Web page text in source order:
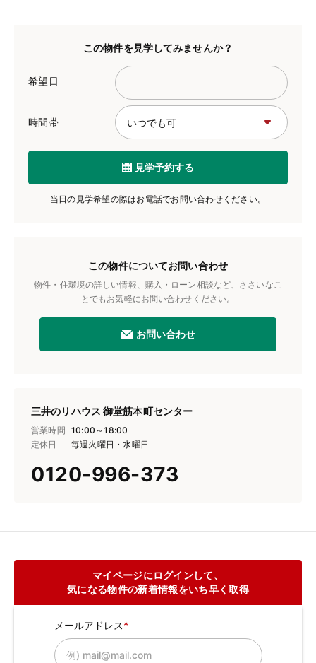
この物件を見学してみませんか？
希望日
時間帯
見学予約する
当日の見学希望の際はお電話でお問い合わせください。
この物件についてお問い合わせ
物件・住環境の詳しい情報、購入・ローン相談など、ささいなこ
とでもお気軽にお問い合わせください。
お問い合わせ
三井のリハウス 御堂筋本町センター
営業時間 10:00～18:00
定休日
毎週火曜日・水曜日
0120-996-373
マイページにログインして、
気になる物件の新着情報をいち早く取得
メールアドレス